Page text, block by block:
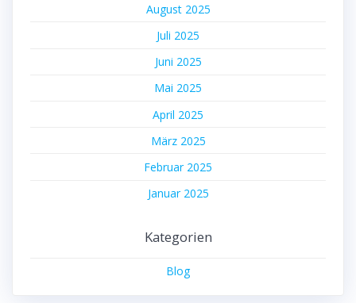
August 2025
Juli 2025
Juni 2025
Mai 2025
April 2025
März 2025
Februar 2025
Januar 2025
Kategorien
Blog